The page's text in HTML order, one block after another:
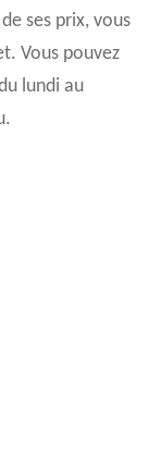
ses prix, vous
Vous pouvez
lundi au